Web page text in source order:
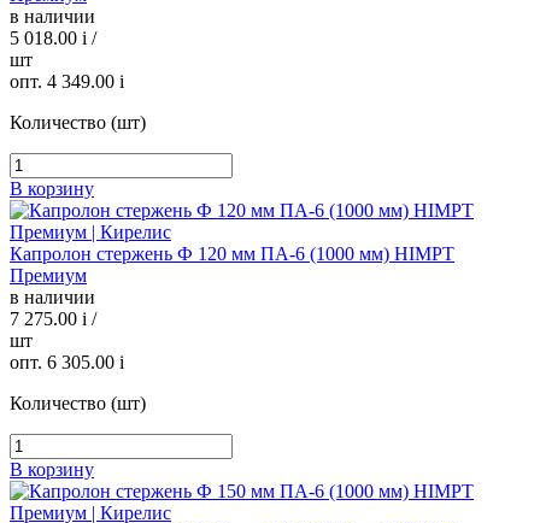
в наличии
5 018.00 i /
шт
опт. 4 349.00 i
Количество (шт)
В корзину
Капролон стержень Ф 120 мм ПА-6 (1000 мм) HIMPT
Премиум
в наличии
7 275.00 i /
шт
опт. 6 305.00 i
Количество (шт)
В корзину